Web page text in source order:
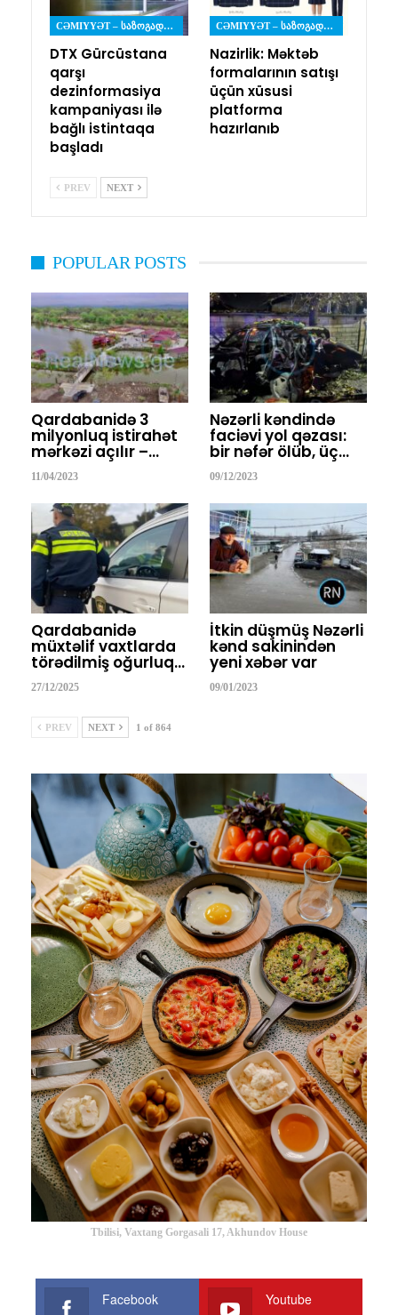
CƏMIYYƏT – ᲡᲐᲖᲝᲒᲐᲓᲝᲔᲑᲐ
DTX Gürcüstana
qarşı
dezinformasiya
kampaniyası ilə
bağlı istintaqa
başladı
CƏMIYYƏT – ᲡᲐᲖᲝᲒᲐᲓᲝᲔᲑᲐ
Nazirlik: Məktəb
formalarının satışı
üçün xüsusi
platforma
hazırlanıb
PREV NEXT
POPULAR POSTS
Qardabanidə 3
milyonluq istirahət
mərkəzi açılır –…
11/04/2023
Nəzərli kəndində
faciəvi yol qəzası:
bir nəfər ölüb, üç…
09/12/2023
Qardabanidə
müxtəlif vaxtlarda
törədilmiş oğurluq…
27/12/2025
İtkin düşmüş Nəzərli
kənd sakinindən
yeni xəbər var
09/01/2023
PREV NEXT 1 of 864
Tbilisi, Vaxtang Gorgasali 17, Akhundov House
Facebook Youtube